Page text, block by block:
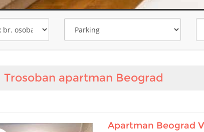
Trosoban apartman Beograd
Apartman Beograd